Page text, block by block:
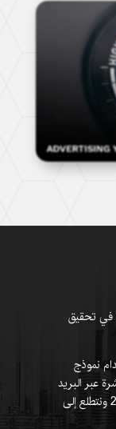
في تحقيق
نموذج
عبر البريد
. نحن متاحون 24/7 ونتطلع إلى